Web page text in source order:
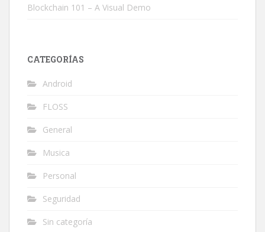
Blockchain 101 – A Visual Demo
CATEGORÍAS
Android
FLOSS
General
Musica
Personal
Seguridad
Sin categoría